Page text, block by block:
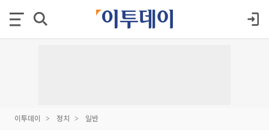
이투데이 정치 일반